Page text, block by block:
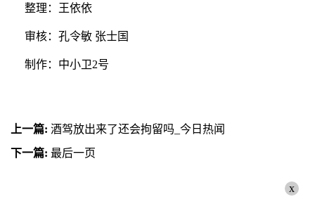
整理：王依依
审核：孔令敏 张士国
制作：中小卫2号
上一篇: 酒驾放出来了还会拘留吗_今日热闻
下一篇: 最后一页
x